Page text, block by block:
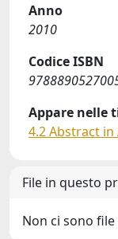
Anno
2010
Codice ISBN
Appare nelle
4.2 Abstract
File in questo
Non ci sono